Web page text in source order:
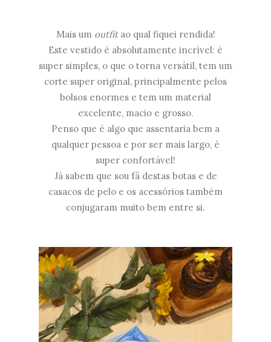
Mais um outfit ao qual fiquei rendida!
Este vestido é absolutamente incrível: é
super simples, o que o torna versátil, tem um
corte super original, principalmente pelos
bolsos enormes e tem um material
excelente, macio e grosso.
Penso que é algo que assentaria bem a
qualquer pessoa e por ser mais largo, é
super confortável!
Já sabem que sou fã destas botas e de
casacos de pelo e os acessórios também
conjugaram muito bem entre si.